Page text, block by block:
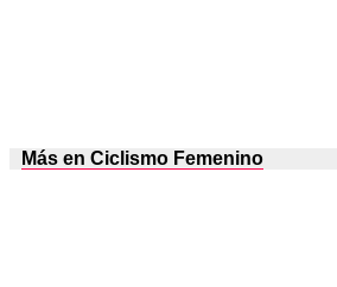
Más en Ciclismo Femenino